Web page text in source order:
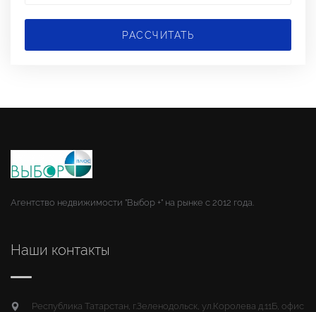
РАССЧИТАТЬ
Агентство недвижимости "Выбор +" на рынке с 2012 года.
Наши контакты
Республика Татарстан, г.Зеленодольск, ул.Королева д.11Б, офис